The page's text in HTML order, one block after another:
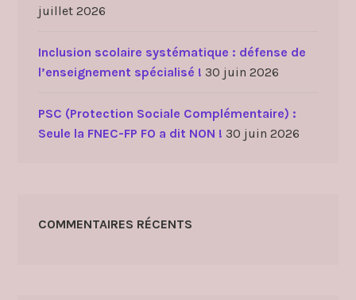
juillet 2026
Inclusion scolaire systématique : défense de
l’enseignement spécialisé ! 30 juin 2026
PSC (Protection Sociale Complémentaire) :
Seule la FNEC-FP FO a dit NON ! 30 juin 2026
COMMENTAIRES RÉCENTS